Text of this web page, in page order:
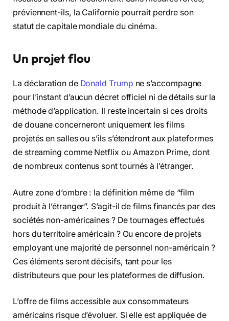
préviennent-ils, la Californie pourrait perdre son
statut de capitale mondiale du cinéma.
Un projet flou
La déclaration de Donald Trump ne s’accompagne
pour l’instant d’aucun décret officiel ni de détails sur la
méthode d’application. Il reste incertain si ces droits
de douane concerneront uniquement les films
projetés en salles ou s’ils s’étendront aux plateformes
de streaming comme Netflix ou Amazon Prime, dont
de nombreux contenus sont tournés à l’étranger.
Autre zone d’ombre : la définition même de “film
produit à l’étranger”. S’agit-il de films financés par des
sociétés non-américaines ? De tournages effectués
hors du territoire américain ? Ou encore de projets
employant une majorité de personnel non-américain ?
Ces éléments seront décisifs, tant pour les
distributeurs que pour les plateformes de diffusion.
L’offre de films accessible aux consommateurs
américains risque d’évoluer. Si elle est appliquée de